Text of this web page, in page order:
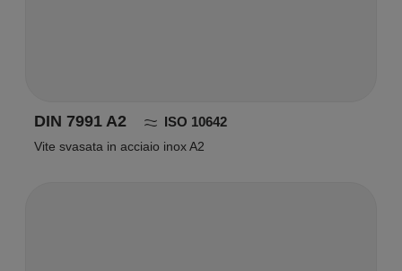
DIN 7991 A2 ISO 10642
Vite svasata in acciaio inox A2